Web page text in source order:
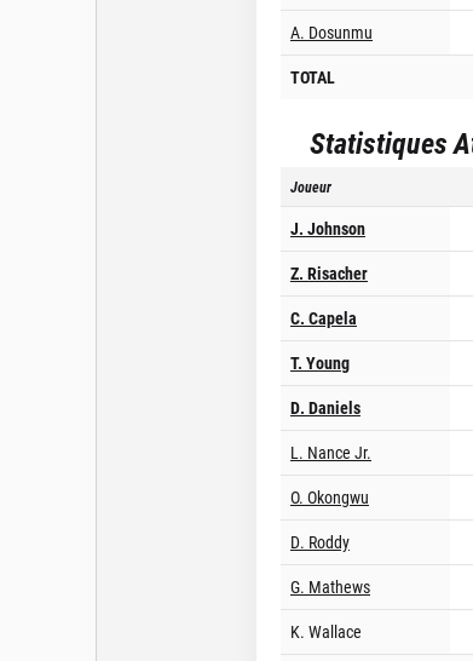
A. Dosunmu
TOTAL
Statistiques
Joueur
J. Johnson
Z. Risacher
C. Capela
T. Young
D. Daniels
L. Nance Jr.
O. Okongwu
D. Roddy
G. Mathews
K. Wallace